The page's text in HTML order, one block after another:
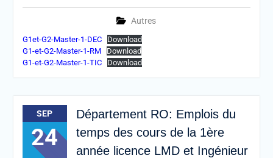
Autres
G1et-G2-Master-1-DEC
Download
G1-et-G2-Master-1-RM
Download
G1-et-G2-Master-1-TIC
Download
SEP
24
Département RO: Emplois du
temps des cours de la 1ère
année licence LMD et Ingénieur